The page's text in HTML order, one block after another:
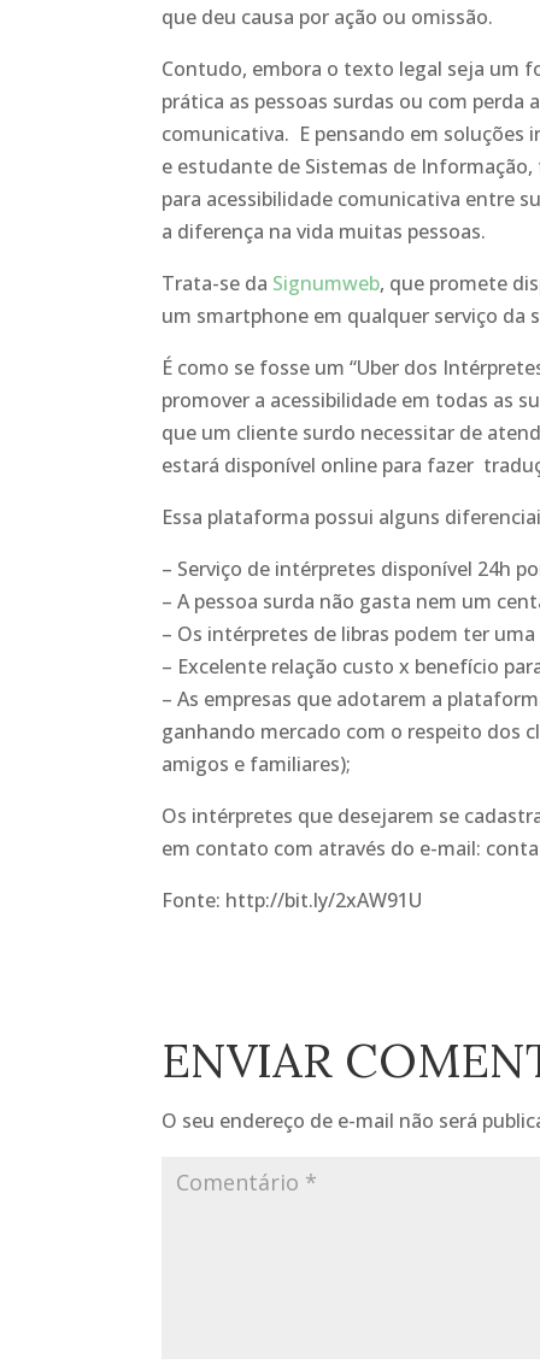
que deu causa por ação ou omissão.
Contudo, embora o texto legal seja um
prática as pessoas surdas ou com
comunicativa. E pensando em soluções
e estudante de Sistemas de
para acessibilidade comunicativa entre
a diferença na vida muitas pessoas.
Trata-se da Signumweb, que promete
um smartphone em qualquer serviço da
É como se fosse um “Uber dos
promover a acessibilidade em todas as
que um cliente surdo necessitar de
estará disponível online para fazer
Essa plataforma possui alguns
– Serviço de intérpretes disponível 24h
– A pessoa surda não gasta nem um
– Os intérpretes de libras podem ter
– Excelente relação custo x benefício
– As empresas que adotarem a
ganhando mercado com o respeito dos
amigos e familiares);
Os intérpretes que desejarem se
em contato com através do e-mail:
Fonte: http://bit.ly/2xAW91U
ENVIAR
O seu endereço de e-mail não será